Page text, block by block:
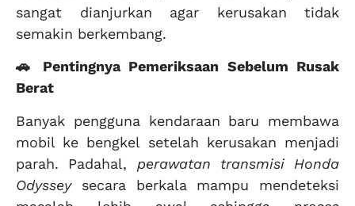
sangat dianjurkan agar kerusakan tidak
semakin berkembang.
🚗 Pentingnya Pemeriksaan Sebelum Rusak
Berat
Banyak pengguna kendaraan baru membawa
mobil ke bengkel setelah kerusakan menjadi
parah. Padahal, perawatan transmisi Honda
Odysseysecara berkala mampu mendeteksi